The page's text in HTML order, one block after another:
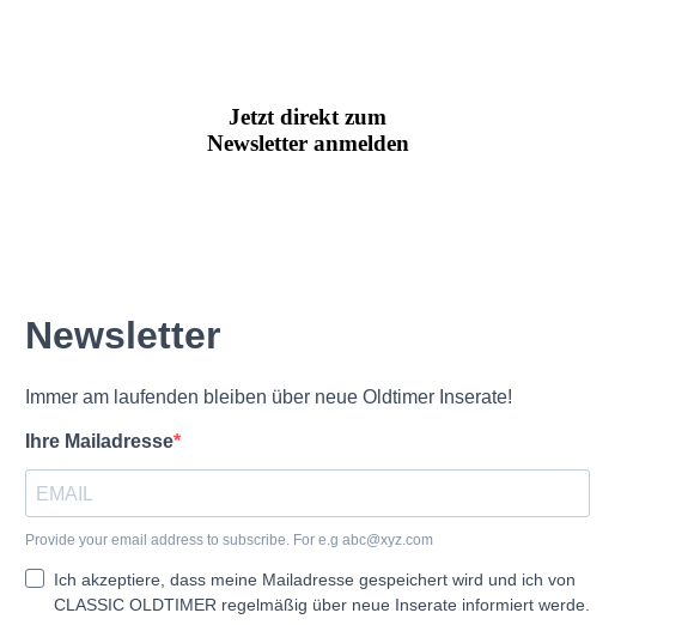
Jetzt direkt zum
Newsletter anmelden